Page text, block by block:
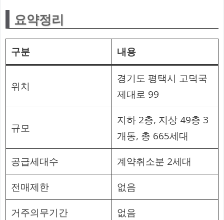
요약정리
구분 내용
위치
경기도 평택시 고덕국
제대로 99
규모
지하 2층, 지상 49층 3
개동, 총 665세대
공급세대수
계약취소분 2세대
전매제한
없음
거주의무기간
없음